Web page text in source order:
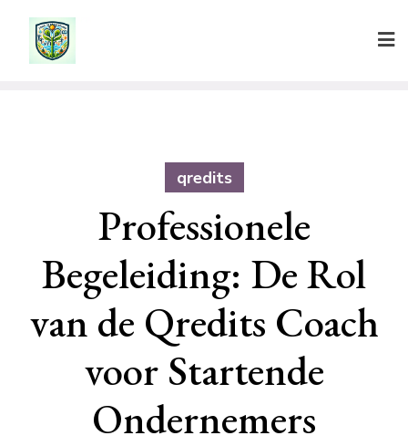
qredits
Professionele
Begeleiding: De Rol
van de Qredits Coach
voor Startende
Ondernemers